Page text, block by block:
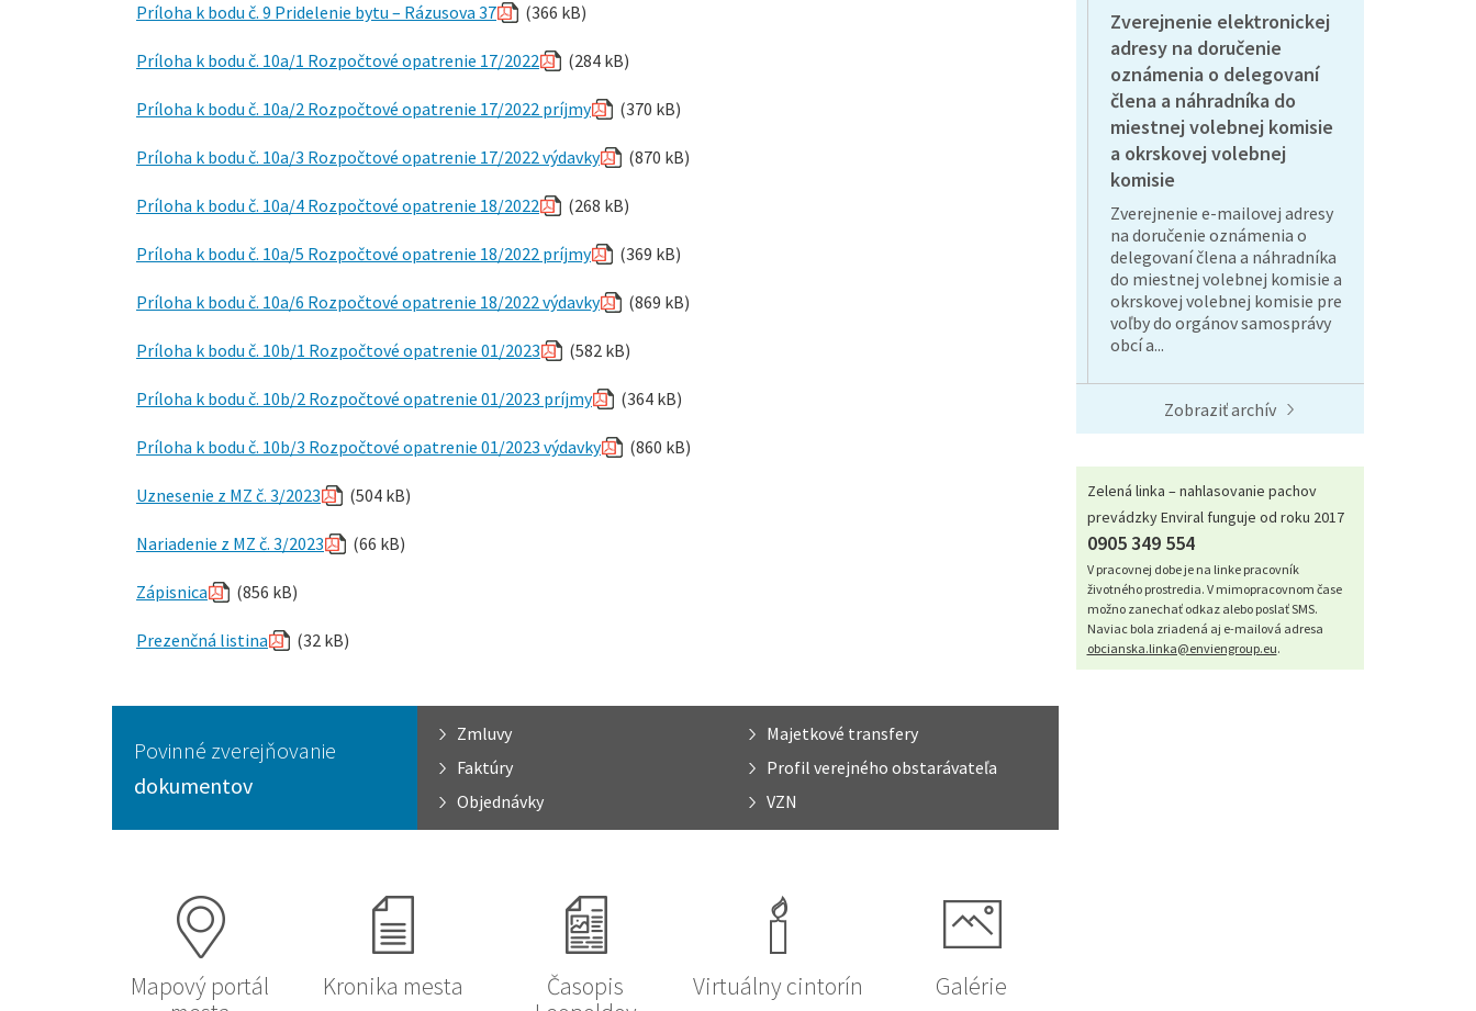
Príloha k bodu č. 9 Pridelenie bytu – Rázusova 37 (366 kB)
Príloha k bodu č. 10a/1 Rozpočtové opatrenie 17/2022 (284 kB)
Príloha k bodu č. 10a/2 Rozpočtové opatrenie 17/2022 príjmy (370 kB)
Príloha k bodu č. 10a/3 Rozpočtové opatrenie 17/2022 výdavky (870 kB)
Príloha k bodu č. 10a/4 Rozpočtové opatrenie 18/2022 (268 kB)
Príloha k bodu č. 10a/5 Rozpočtové opatrenie 18/2022 príjmy (369 kB)
Príloha k bodu č. 10a/6 Rozpočtové opatrenie 18/2022 výdavky (869 kB)
Príloha k bodu č. 10b/1 Rozpočtové opatrenie 01/2023 (582 kB)
Príloha k bodu č. 10b/2 Rozpočtové opatrenie 01/2023 príjmy (364 kB)
Príloha k bodu č. 10b/3 Rozpočtové opatrenie 01/2023 výdavky (860 kB)
Uznesenie z MZ č. 3/2023 (504 kB)
Nariadenie z MZ č. 3/2023 (66 kB)
Zápisnica (856 kB)
Prezenčná listina (32 kB)
Povinné zverejňovanie
dokumentov
Zmluvy
Majetkové transfery
Faktúry
Profil verejného obstarávateľa
Objednávky
VZN
Mapový portál
Kronika mesta
Časopis
Virtuálny cintorín Galérie
Zverejnenie elektronickej
adresy na doručenie
oznámenia o delegovaní
člena a náhradníka do
miestnej volebnej komisie
a okrskovej volebnej
komisie
Zverejnenie e-mailovej adresy
na doručenie oznámenia o
delegovaní člena a náhradníka
do miestnej volebnej komisie a
okrskovej volebnej komisie pre
voľby do orgánov samosprávy
obcí a...
Zobraziť archív
Zelená linka – nahlasovanie pachov
prevádzky Enviral funguje od roku 2017
0905 349 554
V pracovnej dobe je na linke pracovník
životného prostredia. V mimopracovnom čase
možno zanechať odkaz alebo poslať SMS.
Naviac bola zriadená aj e-mailová adresa
obcianska.linka@enviengroup.eu.